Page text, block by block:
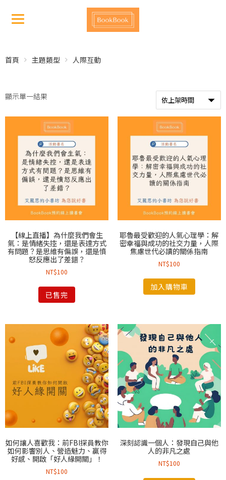
首頁 主題類型 人際互動
顯示單一結果
【線上直播】為什麼我們會生
氣：是情緒失控，還是表達方式
有問題？是思維有偏誤，還是憤
怒反應出了差錯？
NT$100
已售完
耶魯最受歡迎的人氣心理學：解
密幸福與成功的社交力量，人際
焦慮世代必讀的關係指南
NT$100
加入購物車
如何讓人喜歡我：前FBI探員教你
如何影響別人、營造魅力、贏得
好感、開啟「好人緣開關」！
NT$100
深刻認識一個人：發現自己與他
人的非凡之處
NT$100